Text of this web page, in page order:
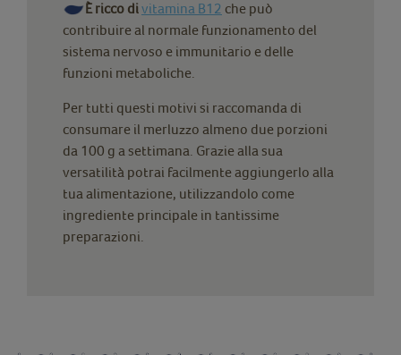
È ricco divitamina B12 che può
contribuire al normale funzionamento del
sistema nervoso e immunitario e delle
funzioni metaboliche.
Per tutti questi motivi si raccomanda di
consumare il merluzzo almeno due porzioni
da 100 g a settimana. Grazie alla sua
versatilità potrai facilmente aggiungerlo alla
tua alimentazione, utilizzandolo come
ingrediente principale in tantissime
preparazioni.